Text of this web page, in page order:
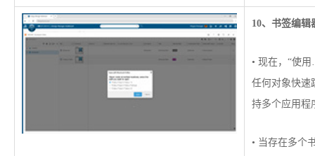
10、书签编辑
• 现在，“使
任何对象快速
持多个应用程
• 当存在多个